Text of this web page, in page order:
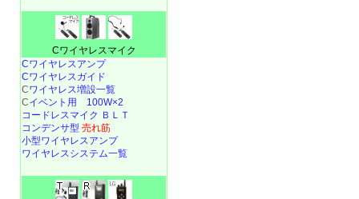
Cワイヤレスマイク
Cワイヤレスアンプ
Cワイヤレスガイド
Cワイヤレス増設一覧
Cイベント用 100W×2
コードレスマイク ＢＬＴ
コンデンサ型 売れ筋
小型ワイヤレスアンプ
ワイヤレスシステム一覧